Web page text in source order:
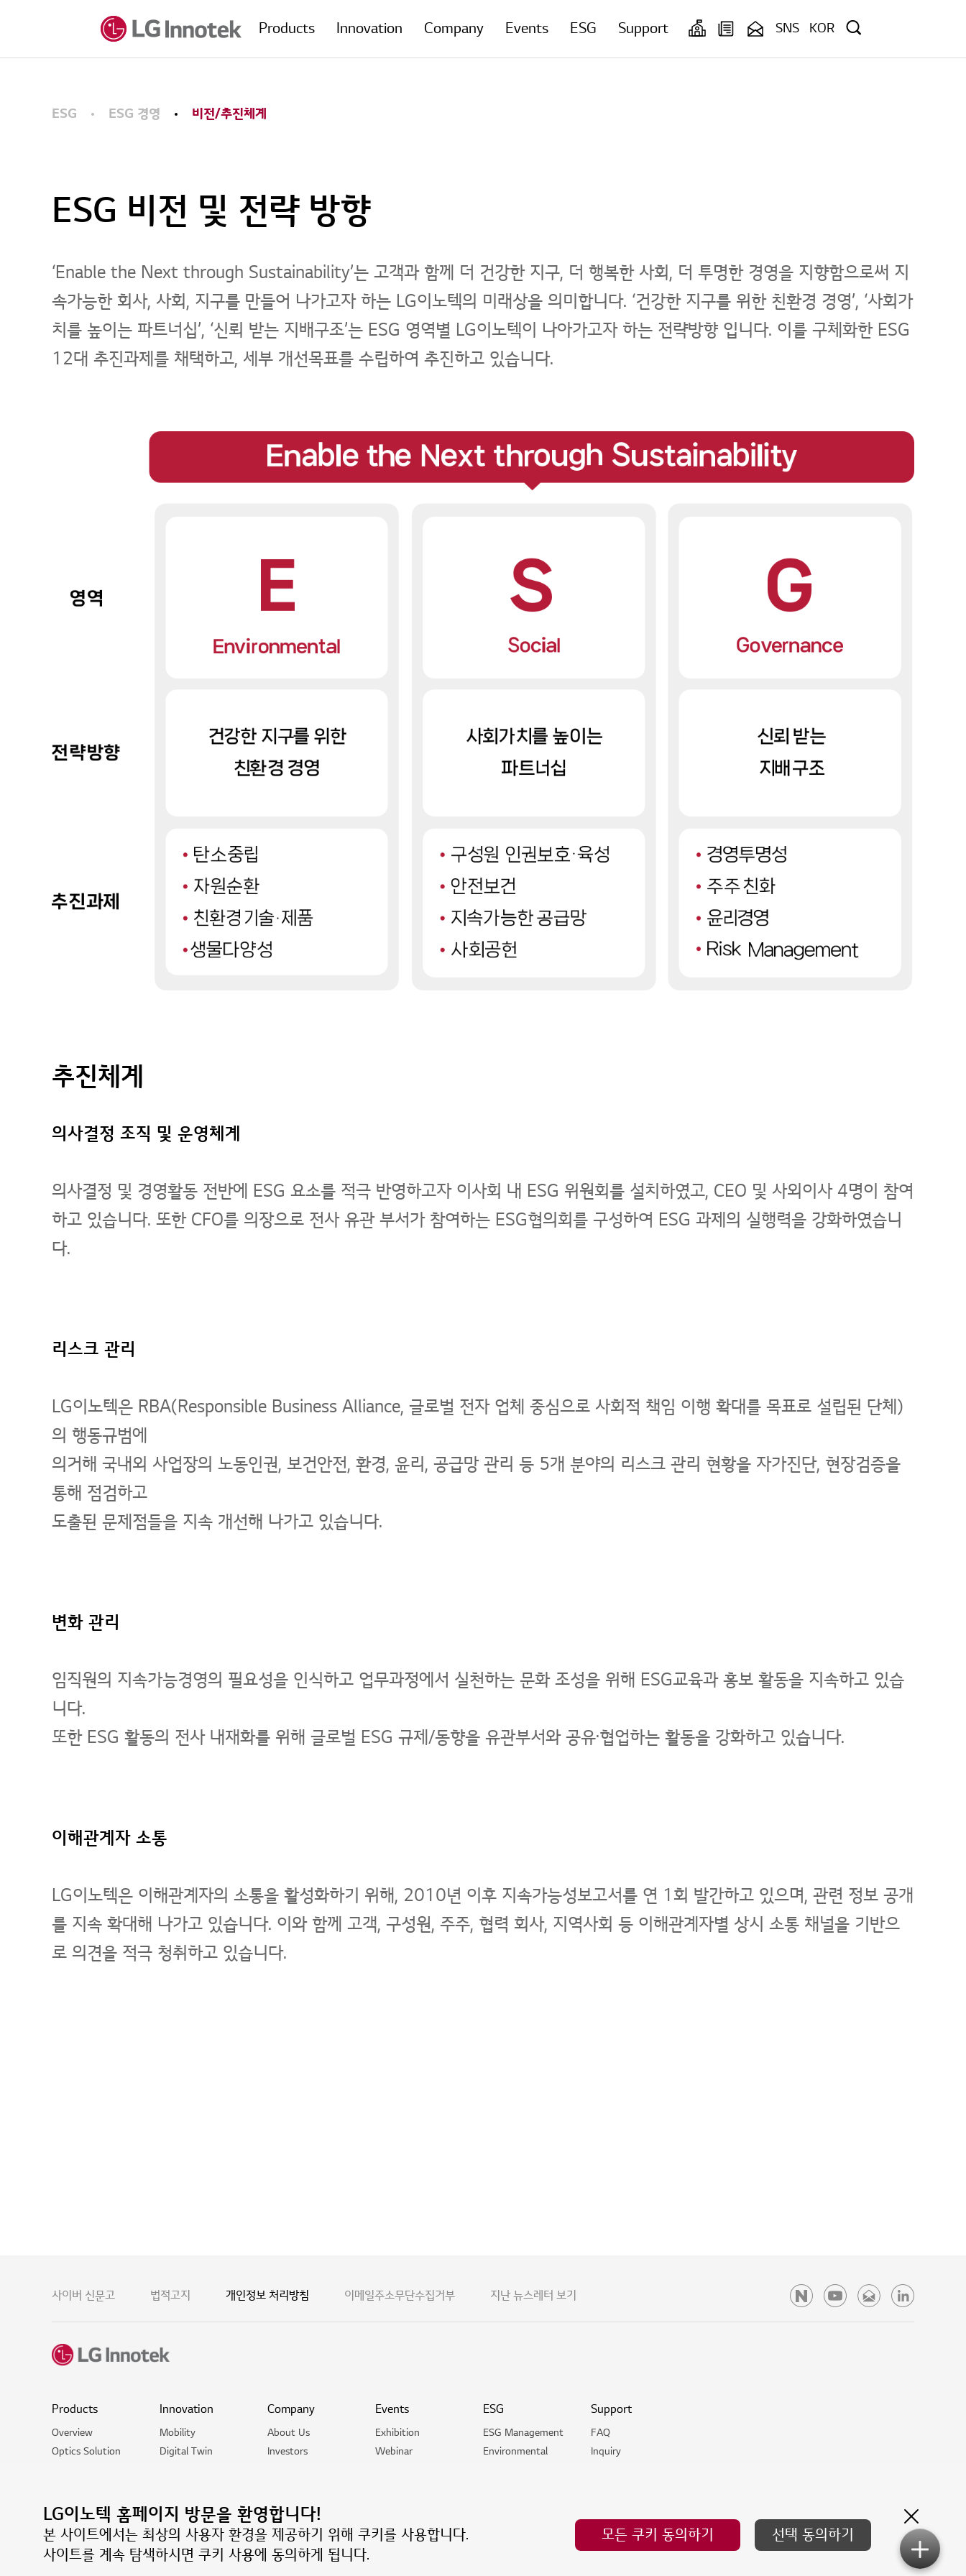
Products Innovation Company Events ESG Support SNS KOR
ESG ESG 경영 비전/추진체계
ESG 비전 및 전략 방향
‘Enable the Next through Sustainability’는 고객과 함께 더 건강한 지구, 더 행복한 사회, 더 투명한 경영을 지향함으로써 지
속가능한 회사, 사회, 지구를 만들어 나가고자 하는 LG이노텍의 미래상을 의미합니다. ‘건강한 지구를 위한 친환경 경영’, ‘사회가
치를 높이는 파트너십’, ‘신뢰 받는 지배구조’는 ESG 영역별 LG이노텍이 나아가고자 하는 전략방향 입니다. 이를 구체화한 ESG
12대 추진과제를 채택하고, 세부 개선목표를 수립하여 추진하고 있습니다.
추진체계
의사결정 조직 및 운영체계
의사결정 및 경영활동 전반에 ESG 요소를 적극 반영하고자 이사회 내 ESG 위원회를 설치하였고, CEO 및 사외이사 4명이 참여
하고 있습니다. 또한 CFO를 의장으로 전사 유관 부서가 참여하는 ESG협의회를 구성하여 ESG 과제의 실행력을 강화하였습니
다.
리스크 관리
LG이노텍은 RBA(Responsible Business Alliance, 글로벌 전자 업체 중심으로 사회적 책임 이행 확대를 목표로 설립된 단체)
의 행동규범에
의거해 국내외 사업장의 노동인권, 보건안전, 환경, 윤리, 공급망 관리 등 5개 분야의 리스크 관리 현황을 자가진단, 현장검증을
통해 점검하고
도출된 문제점들을 지속 개선해 나가고 있습니다.
변화 관리
임직원의 지속가능경영의 필요성을 인식하고 업무과정에서 실천하는 문화 조성을 위해 ESG교육과 홍보 활동을 지속하고 있습
니다.
또한 ESG 활동의 전사 내재화를 위해 글로벌 ESG 규제/동향을 유관부서와 공유·협업하는 활동을 강화하고 있습니다.
이해관계자 소통
LG이노텍은 이해관계자의 소통을 활성화하기 위해, 2010년 이후 지속가능성보고서를 연 1회 발간하고 있으며, 관련 정보 공개
를 지속 확대해 나가고 있습니다. 이와 함께 고객, 구성원, 주주, 협력 회사, 지역사회 등 이해관계자별 상시 소통 채널을 기반으
로 의견을 적극 청취하고 있습니다.
사이버 신문고 법적고지 개인정보 처리방침 이메일주소무단수집거부 지난 뉴스레터 보기
Products
Overview
Optics Solution
Innovation
Mobility
Digital Twin
Company
About Us
Investors
Life in the Company
Recruitment Process
Events
Exhibition
Webinar
ESG
ESG Management
Environmental
Support
FAQ
Inquiry
LG이노텍 홈페이지 방문을 환영합니다!
본 사이트에서는 최상의 사용자 환경을 제공하기 위해 쿠키를 사용합니다.
사이트를 계속 탐색하시면 쿠키 사용에 동의하게 됩니다.
모든 쿠키 동의하기 선택 동의하기